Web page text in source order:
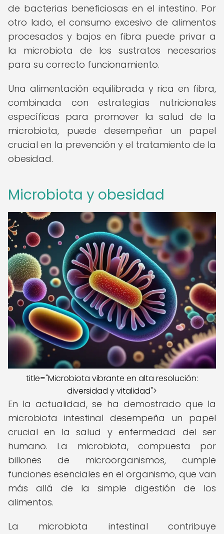
de bacterias beneficiosas en el intestino. Por
otro lado, el consumo excesivo de alimentos
procesados y bajos en fibra puede privar a
la microbiota de los sustratos necesarios
para su correcto funcionamiento.
Una alimentación equilibrada y rica en fibra,
combinada con estrategias nutricionales
específicas para promover la salud de la
microbiota, puede desempeñar un papel
crucial en la prevención y el tratamiento de la
obesidad.
Microbiota y obesidad
title="Microbiota vibrante en alta resolución:
diversidad y vitalidad">
En la actualidad, se ha demostrado que la
microbiota intestinal desempeña un papel
crucial en la salud y enfermedad del ser
humano. La microbiota, compuesta por
billones de microorganismos, cumple
funciones esenciales en el organismo, que van
más allá de la simple digestión de los
alimentos.
La microbiota intestinal contribuye